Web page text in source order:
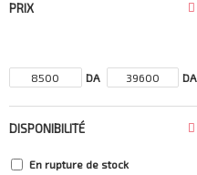
PRIX
DA DA
DISPONIBILITÉ
En rupture de stock